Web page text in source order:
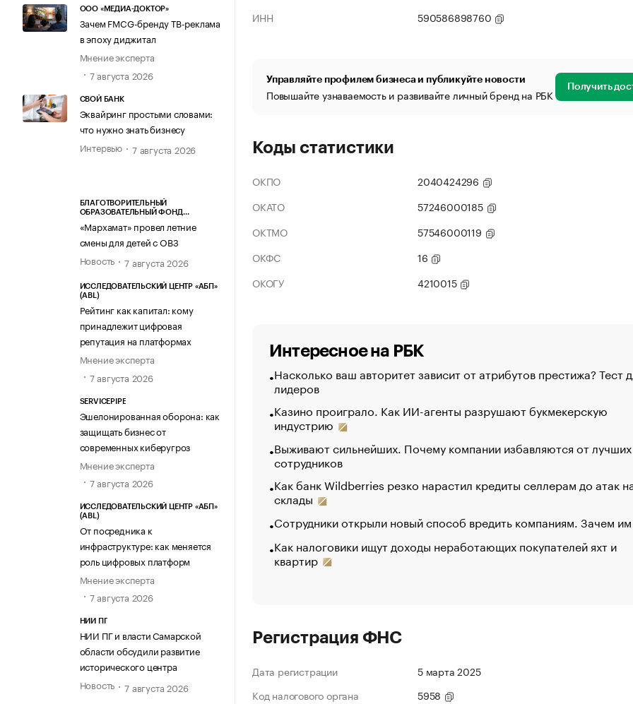
ООО «МЕДИА-ДОКТОР»
Зачем FMCG-бренду ТВ-реклама
в эпоху диджитал
Мнение эксперта
7 августа 2026
СВОЙ БАНК
Эквайринг простыми словами:
что нужно знать бизнесу
Интервью
7 августа 2026
БЛАГОТВОРИТЕЛЬНЫЙ
ОБРАЗОВАТЕЛЬНЫЙ ФОНД
«Мархамат» провел летние
смены для детей с ОВЗ
Новость
7 августа 2026
ИССЛЕДОВАТЕЛЬСКИЙ ЦЕНТР «АБП»
(ABL)
Рейтинг как капитал: кому
принадлежит цифровая
репутация на платформах
Мнение эксперта
7 августа 2026
SERVICEPIPE
Эшелонированная оборона: как
защищать бизнес от
современных киберугроз
Мнение эксперта
7 августа 2026
ИССЛЕДОВАТЕЛЬСКИЙ ЦЕНТР «АБП»
(ABL)
От посредника к
инфраструктуре: как меняется
роль цифровых платформ
Мнение эксперта
7 августа 2026
НИИ ПГ
НИИ ПГ и власти Самарской
области обсудили развитие
исторического центра
Новость
7 августа 2026
ИНН
590586898760
Управляйте профилем бизнеса и публикуйте новости
Повышайте узнаваемость и развивайте личный бренд на РБК Получить
Коды статистики
ОКПО
2040424296
ОКАТО
57246000185
ОКТМО
57546000119
ОКФС
16
ОКОГУ
4210015
Интересное на РБК
Насколько ваш авторитет зависит от атрибутов престижа? Тест
лидеров
Казино проиграло. Как ИИ-агенты разрушают букмекерскую
индустрию
Выживают сильнейших. Почему компании избавляются от лучших
сотрудников
Как банк Wildberries резко нарастил кредиты селлерам до атак
склады
Сотрудники открыли новый способ вредить компаниям. Зачем
Как налоговики ищут доходы неработающих покупателей яхт и
квартир
Регистрация ФНС
Дата регистрации
5 марта 2025
Код налогового органа
5958